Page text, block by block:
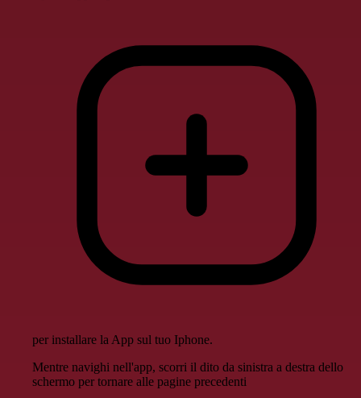
per installare la App sul tuo Iphone.
Mentre navighi nell'app, scorri il dito da sinistra a destra dello
schermo per tornare alle pagine precedenti